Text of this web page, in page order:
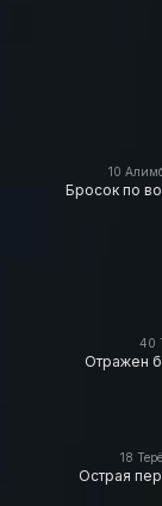
10
Бросок по
40
Отражен
18
Острая